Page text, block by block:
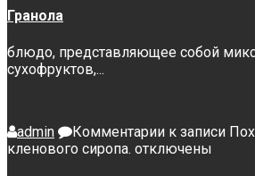
Гранола
блюдо, представляющее собой
сухофруктов,...
admin Комментарии к записи
кленового сиропа. отключены